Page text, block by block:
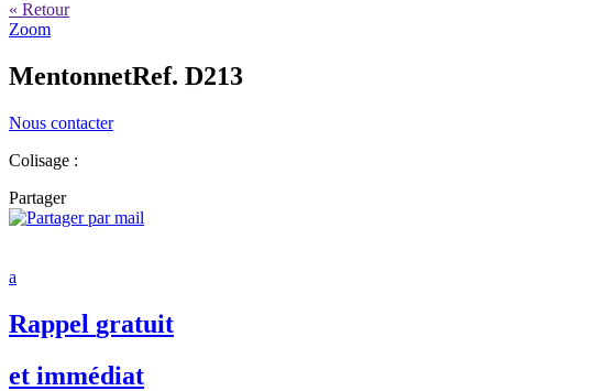
« Retour
Zoom
MentonnetRef. D213
Nous contacter
Colisage :
Partager
a
Rappel gratuit
et immédiat